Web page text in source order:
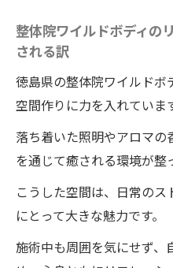
整体院ワイルドボディの
される訳
徳島県の整体院ワイルドボ
空間作りに力を入れていま
落ち着いた照明やアロマ
を通じて癒される環境が整
こうした空間は、日常の
にとって大きな魅力です。
施術中も周囲を気にせず、